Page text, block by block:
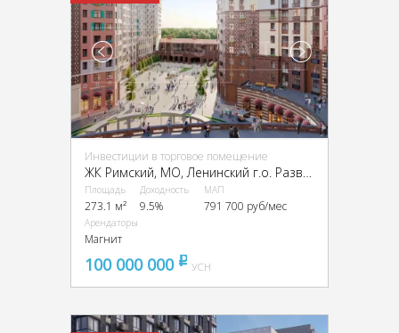
Инвестиции в торговое помещение
Площадь
273.1 м²
Доходность
9.5%
МАП
791 700 руб/мес
Арендаторы
Магнит
100 000 000 pуб
УСН